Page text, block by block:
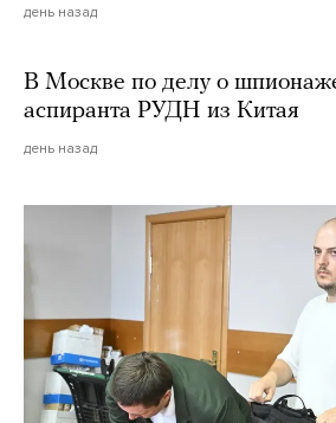
день назад
В Москве по делу о
аспиранта РУДН из Китая
день назад